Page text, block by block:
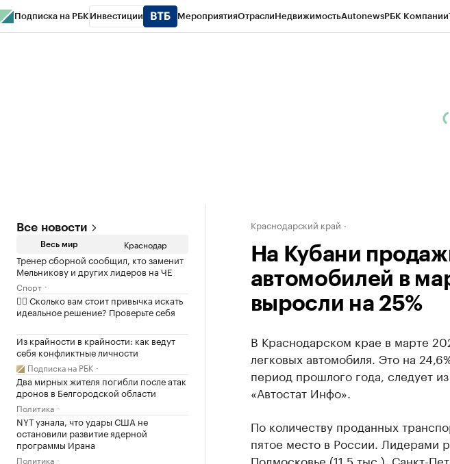
Подписка на РБК Инвестиции МероприятияОтраслиНедвижимостьAutonewsРБК Компании
Все новости
Весь мир Краснодар
Тренер сборной сообщил, кто заменит
Мельникову и других лидеров на ЧЕ
Спорт
✍🏻 Сколько вам стоит привычка искать
идеальное решение? Проверьте себя
Из крайности в крайности: как ведут
себя конфликтные личности
Подписка на РБК
Два мирных жителя погибли после атак
дронов в Белгородской области
Политика
NYT узнала, что удары США не
остановили развитие ядерной
программы Ирана
Политика
Краснодарский край
На Кубани
автомобилей в
выросли на 25%
В Краснодарском крае в марте
легковых автомобиля. Это на
период прошлого года, следует
«Автостат Инфо».
По количеству проданных
пятое место в России. Лидерами
Подмосковье (11,5 тыс.), Санкт-